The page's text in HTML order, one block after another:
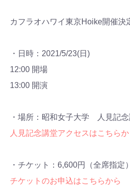
カフラオハワイ東京Hoike開催決
・日時：2021/5/23(日)
12:00 開場
13:00 開演
・場所：昭和女子大学 人見記念
人見記念講堂アクセスはこちらか
・チケット：6,600円（全席指定）
チケットのお申込はこちらから